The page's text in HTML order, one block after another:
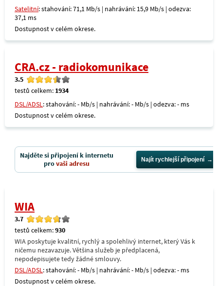
Satelitní: stahování: 71,1 Mb/s | nahrávání: 15,9 Mb/s | odezva:
37,1 ms
Dostupnost v celém okrese.
CRA.cz - radiokomunikace
3.5
testů celkem: 1934
DSL/ADSL: stahování: - Mb/s | nahrávání: - Mb/s | odezva: - ms
Dostupnost v celém okrese.
Najděte si připojení k internetu
provaši adresu Najít rychlejší připojení
WIA
3.7
testů celkem:930
WIA poskytuje kvalitní, rychlý a spolehlivý internet, který Vás k
ničemu nezavazuje. Většina služeb je předplacená,
nepodepisujete tedy žádné smlouvy.
DSL/ADSL: stahování: - Mb/s | nahrávání: - Mb/s | odezva: - ms
Dostupnost v celém okrese.